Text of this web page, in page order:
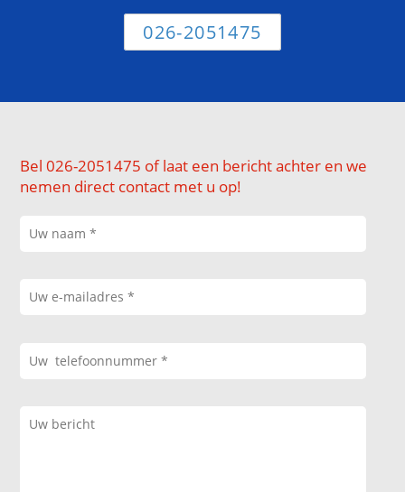
026-2051475
Bel 026-2051475 of laat een bericht achter en we
nemen direct contact met u op!